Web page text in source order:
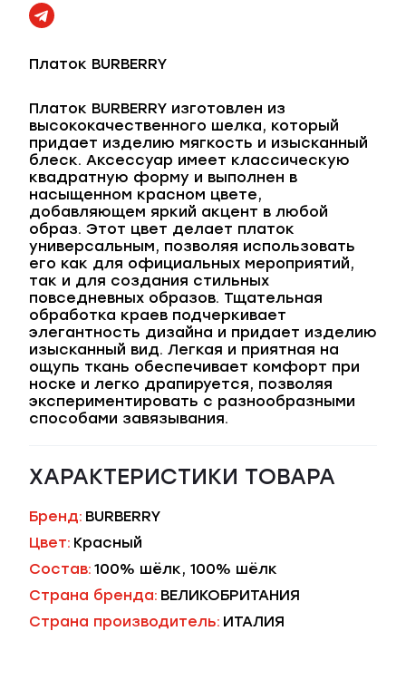
Платок BURBERRY
Платок BURBERRY изготовлен из
высококачественного шелка, который
придает изделию мягкость и изысканный
блеск. Аксессуар имеет классическую
квадратную форму и выполнен в
насыщенном красном цвете,
добавляющем яркий акцент в любой
образ. Этот цвет делает платок
универсальным, позволяя использовать
его как для официальных мероприятий,
так и для создания стильных
повседневных образов. Тщательная
обработка краев подчеркивает
элегантность дизайна и придает изделию
изысканный вид. Легкая и приятная на
ощупь ткань обеспечивает комфорт при
носке и легко драпируется, позволяя
экспериментировать с разнообразными
способами завязывания.
ХАРАКТЕРИСТИКИ ТОВАРА
Бренд: BURBERRY
Цвет: Красный
Состав: 100% шёлк, 100% шёлк
Страна бренда: ВЕЛИКОБРИТАНИЯ
Страна производитель: ИТАЛИЯ